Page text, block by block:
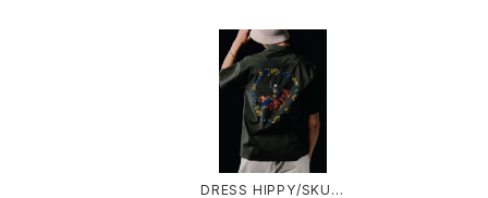
DRESS HIPPY/SKUL